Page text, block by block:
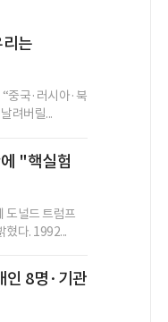
는
중국·러시아·북
려버릴...
"핵실험
도널드 트럼프
혔다. 1992...
인 8명·기관